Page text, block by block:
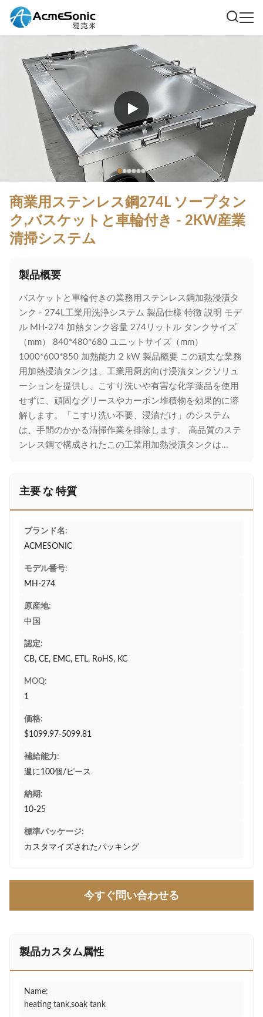
商業用ステンレス鋼274L ソープタン
ク,バスケットと車輪付き - 2KW産業
清掃システム
製品概要
バスケットと車輪付きの業務用ステンレス鋼加熱浸漬タ
ンク - 274L工業用洗浄システム 製品仕様 特徴 説明 モデ
ル MH-274 加熱タンク容量 274リットル タンクサイズ
（mm） 840*480*680 ユニットサイズ（mm）
1000*600*850 加熱能力 2 kW 製品概要 この頑丈な業務
用加熱浸漬タンクは、工業用厨房向け浸漬タンクソリュ
ーションを提供し、こすり洗いや有害な化学薬品を使用
せずに、頑固なグリースやカーボン堆積物を効果的に溶
解します。「こすり洗い不要、浸漬だけ」のシステム
は、手間のかかる清掃作業を排除します。 高品質のステ
ンレス鋼で構成されたこの工業用加熱浸漬タンクは...
主要 な 特質
ブランド名:
ACMESONIC
モデル番号:
MH-274
原産地:
中国
認定:
CB, CE, EMC, ETL, RoHS, KC
MOQ:
1
価格:
$1099.97-5099.81
補給能力:
週に100個/ピース
納期:
10-25
標準パッケージ:
カスタマイズされたパッキング
今すぐ問い合わせる
製品カスタム属性
Name:
heating tank,soak tank